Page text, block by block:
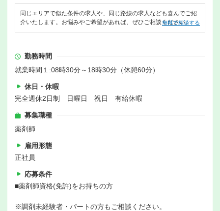
同じエリアで似た条件の求人や、同じ路線の求人なども喜んでご紹
介いたします。お悩みやご希望があれば、ぜひご相談ください。
無料で相談する
勤務時間
就業時間１:08時30分～18時30分（休憩60分）
休日・休暇
完全週休2日制 日曜日 祝日 有給休暇
募集職種
薬剤師
雇用形態
正社員
応募条件
■薬剤師資格(免許)をお持ちの方
※調剤未経験者・パートの方もご相談ください。